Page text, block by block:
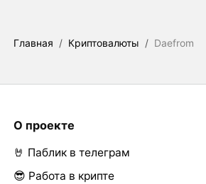
Главная / Криптовалюты / Daefrom
О проекте
🤘 Паблик в телеграм
😎 Работа в крипте